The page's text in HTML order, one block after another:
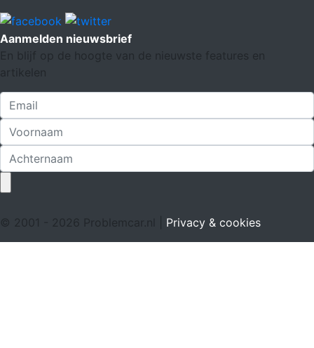
Aanmelden nieuwsbrief
En blijf op de hoogte van de nieuwste features en
artikelen
© 2001 - 2026 Problemcar.nl | Privacy & cookies